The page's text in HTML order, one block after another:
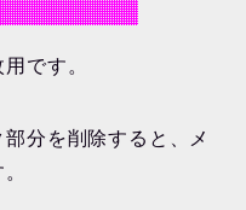
です。
分を削除すると、メ